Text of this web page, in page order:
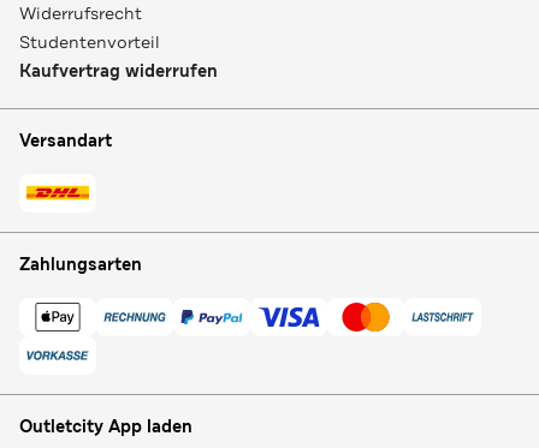
Widerrufsrecht
Studentenvorteil
Kaufvertrag widerrufen
Versandart
Zahlungsarten
Outletcity App laden